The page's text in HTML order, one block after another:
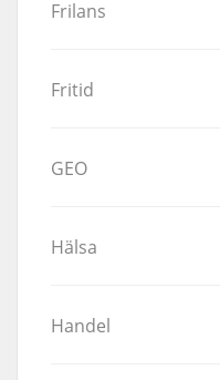
Frilans
Fritid
GEO
Hälsa
Handel